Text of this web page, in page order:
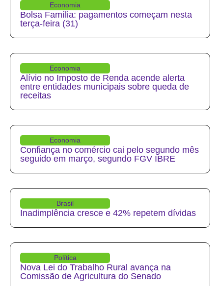
Economia
Bolsa Família: pagamentos começam nesta
terça-feira (31)
Economia
Alívio no Imposto de Renda acende alerta
entre entidades municipais sobre queda de
receitas
Economia
Confiança no comércio cai pelo segundo mês
seguido em março, segundo FGV IBRE
Brasil
Inadimplência cresce e 42% repetem dívidas
Política
Nova Lei do Trabalho Rural avança na
Comissão de Agricultura do Senado